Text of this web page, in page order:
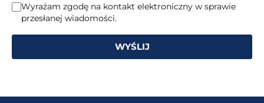
Wyrażam zgodę na kontakt elektroniczny w sprawie
przesłanej wiadomości.
WYŚLIJ